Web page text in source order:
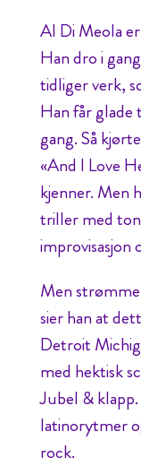
Al Di Meola
Han dro i
tidliger verk,
Han får glade
gang. Så
«And I Love
kjenner. Men
triller med
Men
sier han at
Detroit
med hektisk
Jubel &
latinorytmer
rock.